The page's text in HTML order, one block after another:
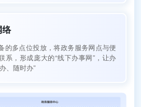
络
的多点位投放，将政务服务网点与便
系，形成庞大的“线下办事网”，让办
、随时办”